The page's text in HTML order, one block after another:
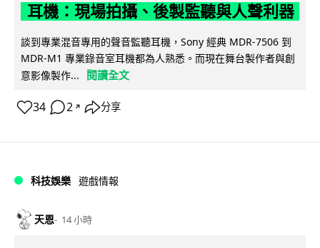
耳機：現場拍攝、後製監聽與人聲利器
談到專業混音專用的聲音監聽耳機，Sony 經典 MDR-7506 到
MDR-M1 專業錄音室耳機都為人熟悉。而現在舞台製作者與創
意影像製作...
閱讀全文
34 2 ↗ 分享
科技娛樂 遊戲情報
天恩 14 小時